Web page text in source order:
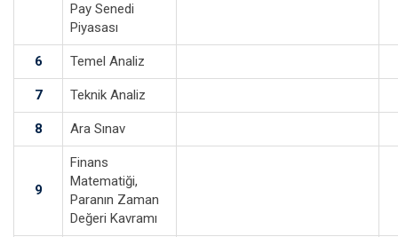
Pay Senedi
Piyasası
6 Temel Analiz
7 Teknik Analiz
8 Ara Sınav
9
Finans
Matematiği,
Paranın Zaman
Değeri Kavramı